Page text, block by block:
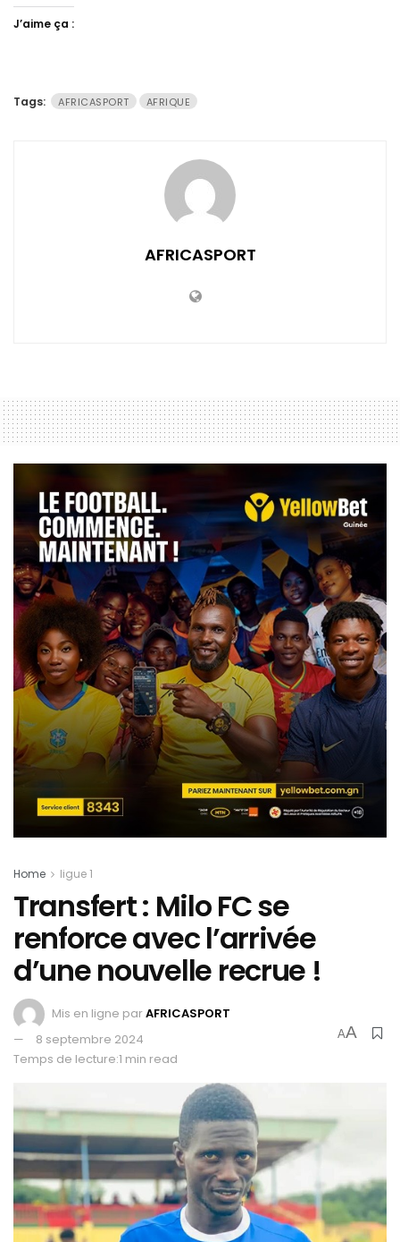
J’aime ça :
Tags: AFRICASPORT AFRIQUE
AFRICASPORT
Home ligue 1
Transfert : Milo FC se
renforce avec l’arrivée
d’une nouvelle recrue !
Mis en ligne parAFRICASPORT
8 septembre 2024
Temps de lecture:1 min read
AA